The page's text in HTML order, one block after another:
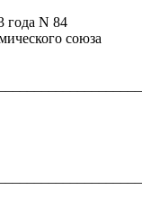
года N 84
союза